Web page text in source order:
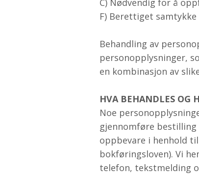
C) Nødvendig for å
F) Berettiget
Behandling av
personopplysninger,
en kombinasjon av
HVA BEHANDLES OG
Noe
gjennomføre
oppbevare i henhold
bokføringsloven). Vi
telefon, tekstmelding